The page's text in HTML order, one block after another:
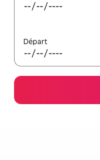
Départ